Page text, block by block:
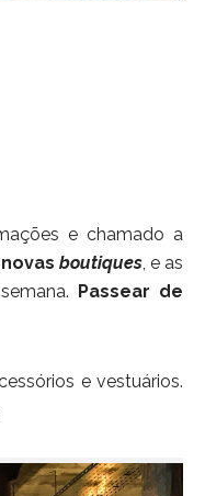
e chamado a
novasboutiques , e as
Passear de
e vestuários.